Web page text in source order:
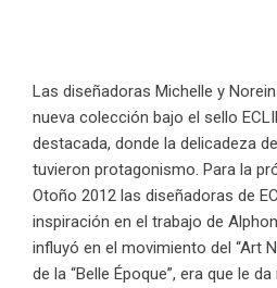
Las diseñadoras Michelle y
nueva colección bajo el sello
destacada, donde la delicadeza
tuvieron protagonismo. Para la
Otoño 2012 las diseñadoras de
inspiración en el trabajo de
influyó en el movimiento del “Art
de la “Belle Époque”, era que le